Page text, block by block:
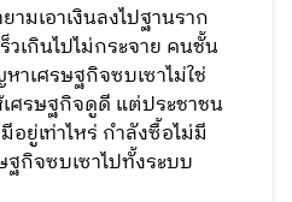
มเอาเงินลงไปฐานราก
เกินไปไม่กระจาย คนชั้น
า​เศรษฐกิจซบเซาไม่ใช่
ศรษฐกิจดูดี ​แต่ประชาชน
อยู่เท่าไหร่ ​กำลังซื้อไม่มี
ฐกิจซบเซาไปทั้งระบบ